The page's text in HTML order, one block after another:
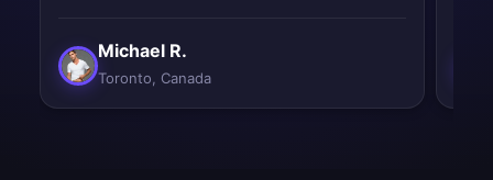
Michael R.
Toronto, Canada